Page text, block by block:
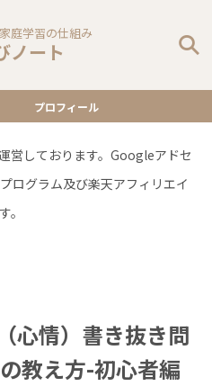
庭学習の仕組み
ノート
プロフィール
営しております。Googleアドセ
ログラム及び楽天アフィリエイ
。
心情）書き抜き問
教え方-初心者編